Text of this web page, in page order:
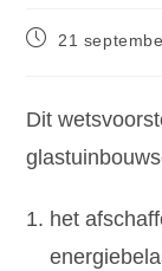
21
Dit
het